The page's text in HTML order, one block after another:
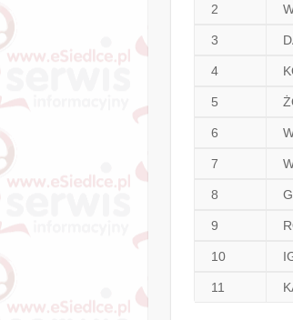
2
3
4
5
6
7
8
9
10
11